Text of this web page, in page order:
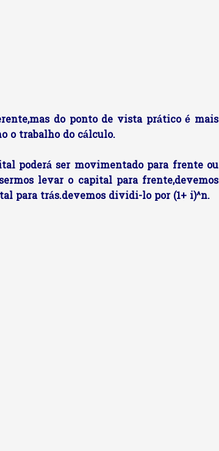
do ponto de vista prático é mais
o trabalho do cálculo.
poderá ser movimentado para frente ou
levar o capital para frente,devemos
para trás.devemos dividi-lo por (1+ i)^n.